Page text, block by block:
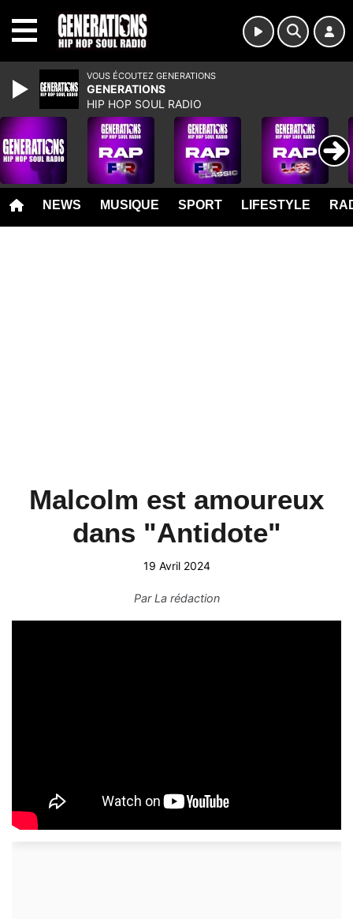
NEWS MUSIQUE SPORT LIFESTYLE
Malcolm est amoureux
dans "Antidote"
19 Avril 2024
ParLa rédaction
VOUS ÉCOUTEZ GENERATIONS
GENERATIONS
HIP HOP SOUL RADIO